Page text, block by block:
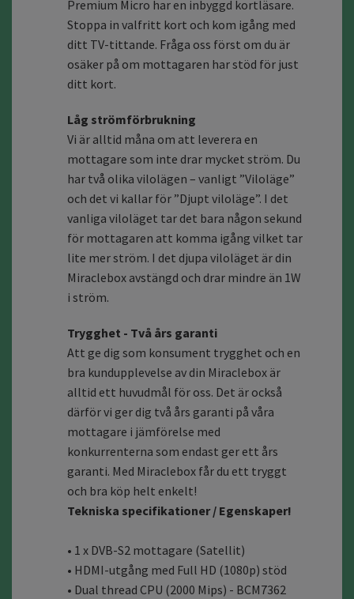
Premium Micro har en inbyggd kortläsare.
Stoppa in valfritt kort och kom igång med
ditt TV-tittande. Fråga oss först om du är
osäker på om mottagaren har stöd för just
ditt kort.
Låg strömförbrukning
Vi är alltid måna om att leverera en
mottagare som inte drar mycket ström. Du
har två olika vilolägen – vanligt ”Viloläge”
och det vi kallar för ”Djupt viloläge”. I det
vanliga viloläget tar det bara någon sekund
för mottagaren att komma igång vilket tar
lite mer ström. I det djupa viloläget är din
Miraclebox avstängd och drar mindre än 1W
i ström.
Trygghet - Två års garanti
Att ge dig som konsument trygghet och en
bra kundupplevelse av din Miraclebox är
alltid ett huvudmål för oss. Det är också
därför vi ger dig två års garanti på våra
mottagare i jämförelse med
konkurrenterna som endast ger ett års
garanti. Med Miraclebox får du ett tryggt
och bra köp helt enkelt!
Tekniska specifikationer / Egenskaper!
• 1 x DVB-S2 mottagare (Satellit)
• HDMI-utgång med Full HD (1080p) stöd
• Dual thread CPU (2000 Mips) - BCM7362